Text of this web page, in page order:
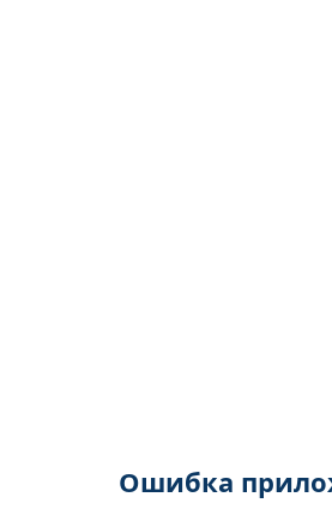
Ошибка